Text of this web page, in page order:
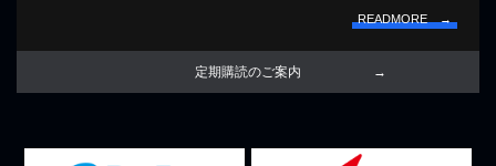
READMORE →
定期購読のご案内